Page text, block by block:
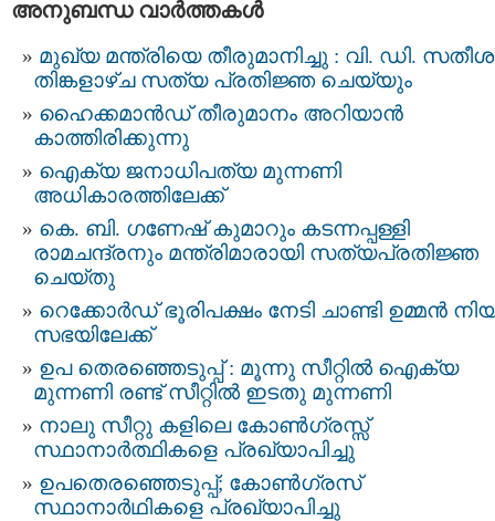
അനുബന്ധ വാര്‍ത്തകള്‍
മുഖ്യ മന്ത്രിയെ തീരുമാനിച്ചു : വി. ഡി.
തിങ്കളാഴ്ച സത്യ പ്രതിജ്ഞ ചെയ്യും
ഹൈക്കമാൻഡ് തീരുമാനം അറിയാൻ
കാത്തിരിക്കുന്നു
ഐക്യ ജനാധിപത്യ മുന്നണി
അധികാരത്തിലേക്ക്
കെ. ബി. ഗണേഷ് കുമാറും കടന്നപ്പള്ളി
രാമചന്ദ്രനും മന്ത്രിമാരായി സത്യപ്രതിജ്ഞ
ചെയ്തു
റെക്കോര്‍ഡ് ഭൂരിപക്ഷം നേടി ചാണ്ടി ഉമ്മന്‍
സഭയിലേക്ക്
ഉപ തെരഞ്ഞെടുപ്പ് : മൂന്നു സീറ്റില്‍ ഐക്യ
മുന്നണി രണ്ട് സീറ്റില്‍ ഇടതു മുന്നണി
നാലു സീറ്റു കളിലെ കോൺഗ്രസ്സ്
സ്ഥാനാർത്ഥികളെ പ്രഖ്യാപിച്ചു
ഉപതെരഞ്ഞെടുപ്പ്; കോണ്‍ഗ്രസ്
സ്ഥാനാര്‍ഥികളെ പ്രഖ്യാപിച്ചു